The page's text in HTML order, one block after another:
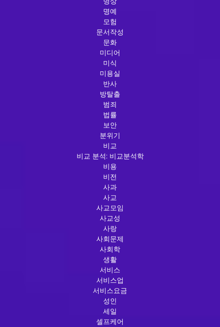
명예
모험
문서작성
문화
미디어
미식
미용실
반사
방탈출
범죄
법률
보안
분위기
비교
비교 분석: 비교분석학
비용
비전
사과
사교
사교모임
사교성
사랑
사회문제
사회학
생활
서비스
서비스업
서비스요금
성인
세일
셀프케어